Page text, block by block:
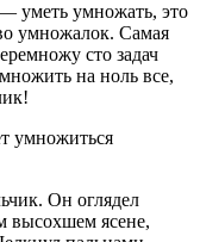
уметь умножать, это
умножалок. Самая
сто задач
на ноль все,
умножиться
Он оглядел
высохшем ясене,